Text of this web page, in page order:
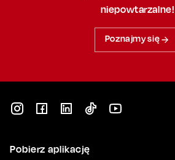
niepowtarzalne!
Poznajmy się
Pobierz aplikację